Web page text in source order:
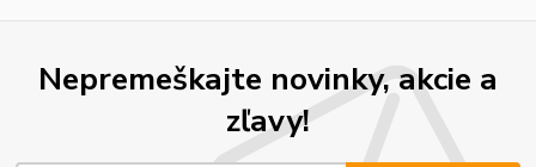
Nepremeškajte novinky, akcie a
zľavy!